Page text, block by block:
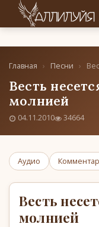
Главная › Песни ›
Весть
молнией
04.11.2010 34664
Аудио
Весть
молнией